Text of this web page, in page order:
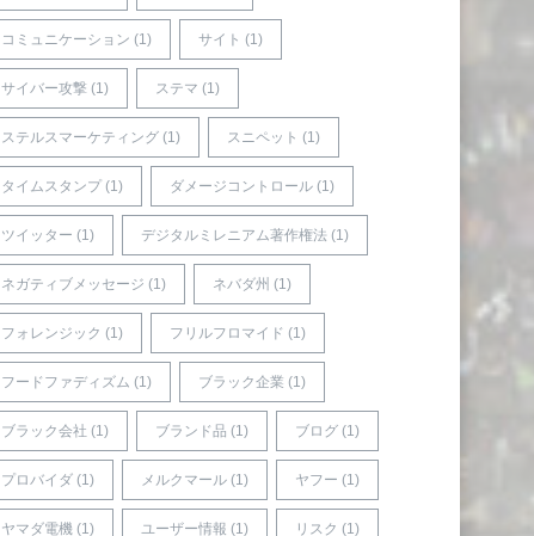
コミュニケーション (1) サイト (1)
サイバー攻撃 (1) ステマ (1)
ステルスマーケティング (1) スニペット (1)
タイムスタンプ (1) ダメージコントロール (1)
ツイッター (1) デジタルミレニアム著作権法 (1)
ネガティブメッセージ (1) ネバダ州 (1)
フォレンジック (1) フリルフロマイド (1)
フードファディズム (1) ブラック企業 (1)
ブラック会社 (1) ブランド品 (1) ブログ (1)
プロバイダ (1) メルクマール (1) ヤフー (1)
ヤマダ電機 (1) ユーザー情報 (1) リスク (1)